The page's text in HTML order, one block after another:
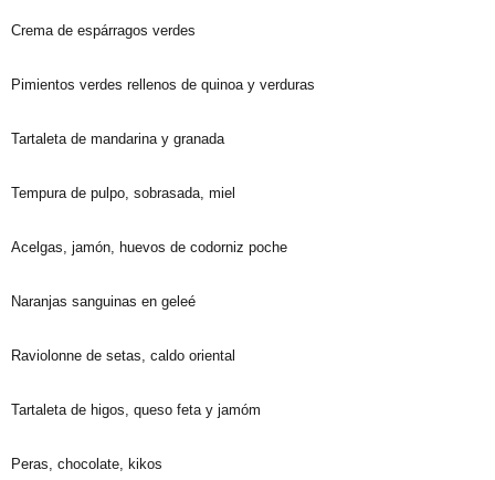
Crema de espárragos verdes
Pimientos verdes rellenos de quinoa y verduras
Tartaleta de mandarina y granada
Tempura de pulpo, sobrasada, miel
Acelgas, jamón, huevos de codorniz poche
Naranjas sanguinas en geleé
Raviolonne de setas, caldo oriental
Tartaleta de higos, queso feta y jamóm
Peras, chocolate, kikos